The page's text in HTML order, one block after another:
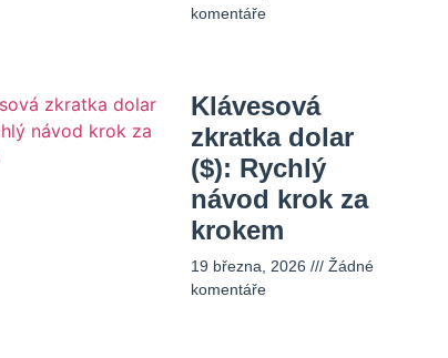
komentáře
Klávesová
zkratka dolar
($): Rychlý
návod krok za
krokem
19 března, 2026
Žádné
komentáře